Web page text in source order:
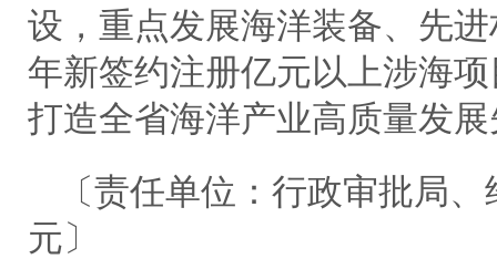
设，重点发展海洋装备、先
年新签约注册亿元以上涉海
打造全省海洋产业高质量发
〔责任单位：行政审批局
元〕